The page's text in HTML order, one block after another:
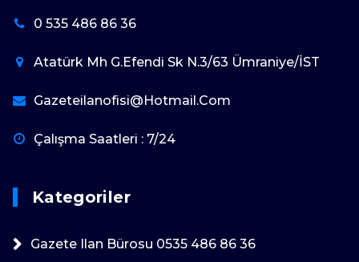
0 535 486 86 36
Atatürk Mh G.Efendi Sk N.3/63 Ümraniye/İST
Gazeteilanofisi@hotmail.com
Çalışma Saatleri : 7/24
Kategoriler
Gazete Ilan Bürosu 0535 486 86 36